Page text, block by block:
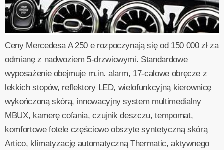
Ceny Mercedesa A 250 e rozpoczynają się od 150 000 zł za
odmianę z nadwoziem 5-drzwiowymi. Standardowe
wyposażenie obejmuje m.in. alarm, 17-calowe obręcze z
lekkich stopów, reflektory LED, wielofunkcyjną kierownicę
wykończoną skórą, innowacyjny system multimedialny
MBUX, kamerę cofania, czujnik deszczu, tempomat,
komfortowe fotele częściowo obszyte syntetyczną skórą
Artico, klimatyzację automatyczną Thermatic, aktywnego